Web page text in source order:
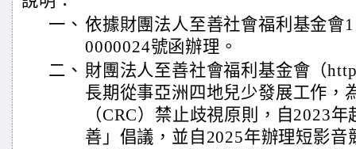
一、 依據財團法人至善社會福利基金會
0000024號函辦理。
二、 財團法人至善社會福利基金會（
長期從事亞洲四地兒少發展工作，
（CRC）禁止歧視原則，自2023
善」倡議，並自2025年辦理短影音